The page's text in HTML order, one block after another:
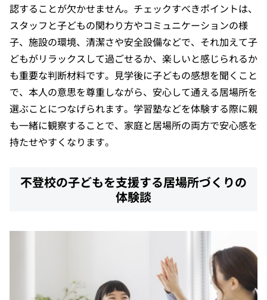
認することが欠かせません。チェックすべきポイントは、
スタッフと子どもの関わり方やコミュニケーションの様
子、施設の環境、清潔さや安全設備などで、それ加えて子
どもがリラックスして過ごせるか、楽しいと感じられるか
も重要な判断材料です。見学後に子どもの感想を聞くこと
で、本人の意思を尊重しながら、安心して通える居場所を
選ぶことにつなげられます。学習塾などを体験する際に親
も一緒に観察することで、家庭と居場所の両方で安心感を
持たせやすくなります。
不登校の子どもを支援する居場所づくりの
体験談